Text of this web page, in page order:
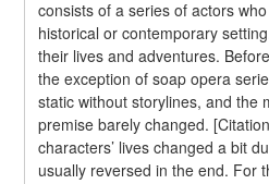
consists of a series of actors
historical or contemporary
their lives and adventures.
the exception of soap opera
static without storylines, and the
premise barely changed.
characters’ lives changed a bit
usually reversed in the end. For